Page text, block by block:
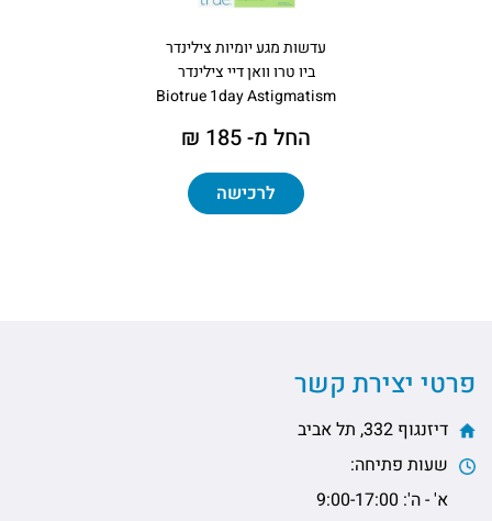
עדשות מגע יומיות צילינדר
ביו טרו וואן דיי צילינדר
Biotrue 1day Astigmatism
החל מ- 185 ₪
לרכישה
פרטי יצירת קשר
דיזנגוף 332, תל אביב
שעות פתיחה:
א' - ה': 9:00-17:00